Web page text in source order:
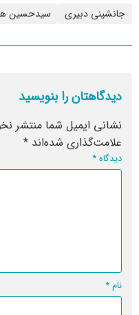
جانشینی دبیری سیدحسین
دیدگاهتان را بنویسید
نشانی ایمیل شما منتشر
علامت‌گذاری شده‌اند *
دیدگاه*
نام*